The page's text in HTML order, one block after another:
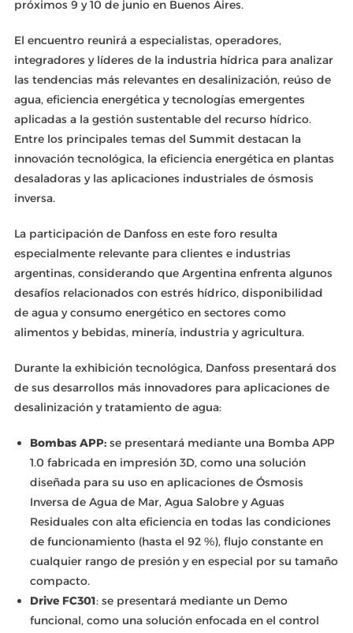
próximos 9 y 10 de junio en Buenos Aires.
El encuentro reunirá a especialistas, operadores,
integradores y líderes de la industria hídrica para analizar
las tendencias más relevantes en desalinización, reúso de
agua, eficiencia energética y tecnologías emergentes
aplicadas a la gestión sustentable del recurso hídrico.
Entre los principales temas del Summit destacan la
innovación tecnológica, la eficiencia energética en plantas
desaladoras y las aplicaciones industriales de ósmosis
inversa.
La participación de Danfoss en este foro resulta
especialmente relevante para clientes e industrias
argentinas, considerando que Argentina enfrenta algunos
desafíos relacionados con estrés hídrico, disponibilidad
de agua y consumo energético en sectores como
alimentos y bebidas, minería, industria y agricultura.
Durante la exhibición tecnológica, Danfoss presentará dos
de sus desarrollos más innovadores para aplicaciones de
desalinización y tratamiento de agua:
Bombas APP:se presentará mediante una Bomba APP
1.0 fabricada en impresión 3D, como una solución
diseñada para su uso en aplicaciones de Ósmosis
Inversa de Agua de Mar, Agua Salobre y Aguas
Residuales con alta eficiencia en todas las condiciones
de funcionamiento (hasta el 92 %), flujo constante en
cualquier rango de presión y en especial por su tamaño
compacto.
Drive FC301: se presentará mediante un Demo
funcional, como una solución enfocada en el control